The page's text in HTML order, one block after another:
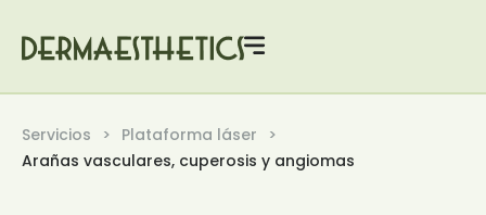
Servicios
Plataforma láser
Arañas vasculares, cuperosis y angiomas